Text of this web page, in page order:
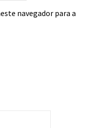
navegador para a